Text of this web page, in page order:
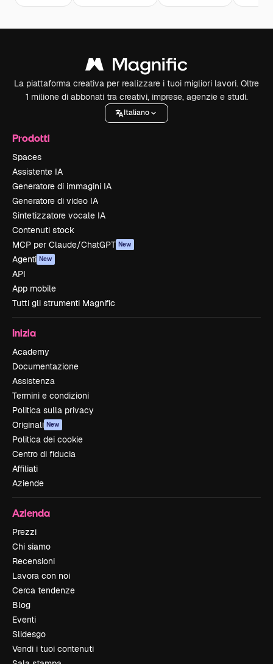
La piattaforma creativa per realizzare i tuoi migliori lavori. Oltre
1 milione di abbonati tra creativi, imprese, agenzie e studi.
Italiano
Prodotti
Spaces
Assistente IA
Generatore di immagini IA
Generatore di video IA
Sintetizzatore vocale IA
Contenuti stock
MCP per Claude/ChatGPT New
Agenti New
API
App mobile
Tutti gli strumenti Magnific
Inizia
Academy
Documentazione
Assistenza
Termini e condizioni
Politica sulla privacy
Originali New
Politica dei cookie
Centro di fiducia
Affiliati
Aziende
Azienda
Prezzi
Chi siamo
Recensioni
Lavora con noi
Cerca tendenze
Blog
Eventi
Slidesgo
Vendi i tuoi contenuti